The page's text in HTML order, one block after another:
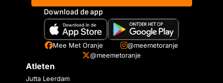
Download de app
Mee Met Oranje
@meemetoranje
@meemetoranje
Atleten
Jutta Leerdam